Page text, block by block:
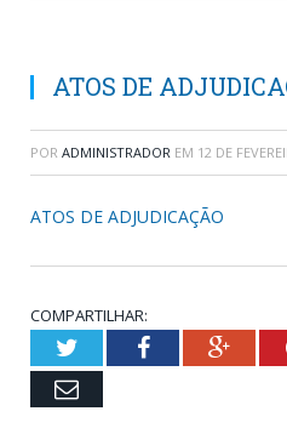
ATOS DE
POR ADMINISTRADOR EM 12 DE
ATOS DE ADJUDICAÇÃO
COMPARTILHAR:
TwitterFacebook
Email